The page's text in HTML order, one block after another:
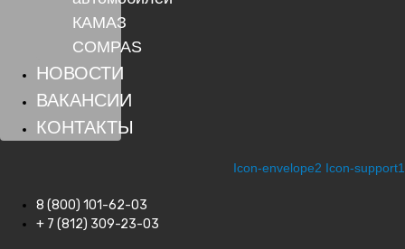
КАМАЗ
COMPAS
НОВОСТИ
ВАКАНСИИ
КОНТАКТЫ
Icon-envelope2 Icon-support1
8 (800) 101-62-03
+ 7 (812) 309-23-03